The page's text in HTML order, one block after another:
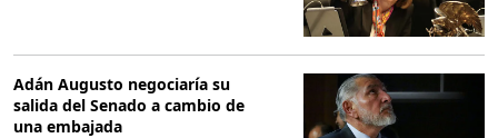
Adán Augusto negociaría su
salida del Senado a cambio de
una embajada